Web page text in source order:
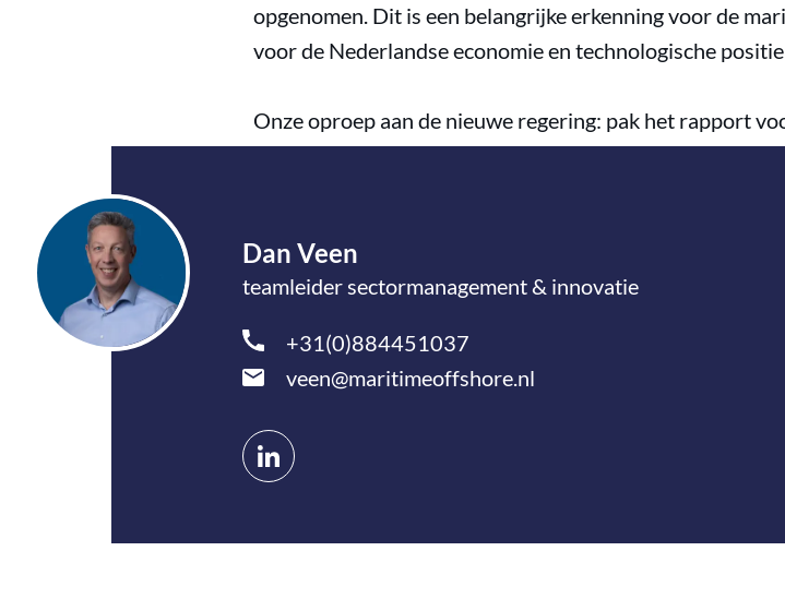
opgenomen. Dit is een belangrijke erkenning voor de
voor de Nederlandse economie en technologische
Onze oproep aan de nieuwe regering: pak het rapport
maritieme industriebeleid krachtig voort. Samen
De rapporten zijn te downloaden via Rapport Wennink - De route
Dan Veen
teamleider sectormanagement & innovatie
+31(0)884451037
veen@maritimeoffshore.nl
Connect
op